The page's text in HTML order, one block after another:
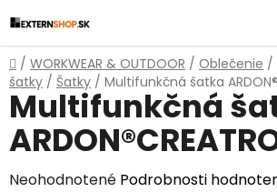
na
obsah
Domov
/ WORKWEAR & OUTDOOR / Oblečenie /
šatky / Šatky / Multifunkčná šatka
Multifunkčná
Priemerné
Neohodnotené Podrobnosti